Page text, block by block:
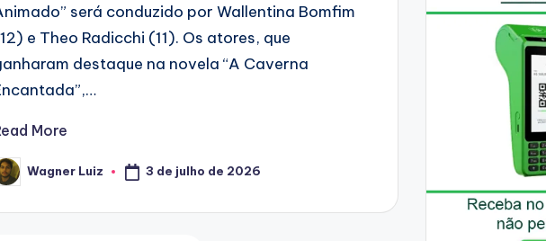
será conduzido por Wallentina Bomfim
e Theo Radicchi (11). Os atores, que
destaque na novela “A Caverna
More
Wagner Luiz 3 de julho de 2026